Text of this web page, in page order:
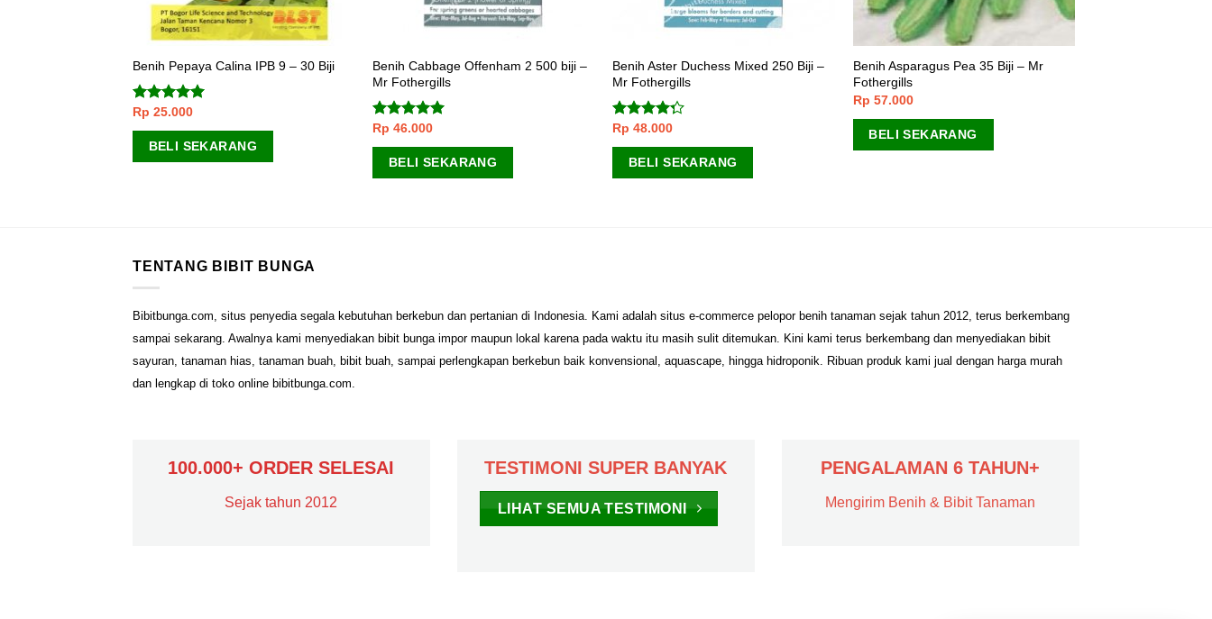
Benih Pepaya Calina IPB 9 – 30 Biji
Dinilai5.00
dari 5
Rp 25.000
BELI SEKARANG
Benih Cabbage Offenham 2 500 biji –
Mr Fothergills
Dinilai5.00
Rp 46.000
BELI SEKARANG
Benih Aster Duchess Mixed 250 Biji –
Mr Fothergills
Dinilai
Rp 48.000
BELI SEKARANG
Benih Asparagus Pea 35 Biji – Mr
Fothergills
Rp 57.000
BELI SEKARANG
TENTANG BIBIT BUNGA
Bibitbunga.com, situs penyedia segala kebutuhan berkebun dan pertanian di Indonesia. Kami adalah situs e-commerce pelopor benih tanaman sejak tahun 2012, terus berkembang
sampai sekarang. Awalnya kami menyediakan bibit bunga impor maupun lokal karena pada waktu itu masih sulit ditemukan. Kini kami terus berkembang dan menyediakan bibit
sayuran, tanaman hias, tanaman buah, bibit buah, sampai perlengkapan berkebun baik konvensional, aquascape, hingga hidroponik. Ribuan produk kami jual dengan harga murah
dan lengkap di toko online bibitbunga.com.
100.000+ ORDER SELESAI
Sejak tahun 2012
TESTIMONI SUPER BANYAK
LIHAT SEMUA TESTIMONI
PENGALAMAN 6 TAHUN+
Mengirim Benih & Bibit Tanaman